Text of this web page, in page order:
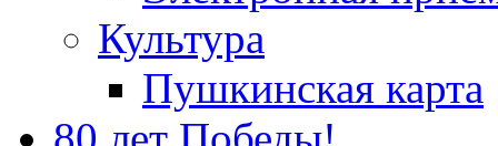
Культура
Пушкинская карта